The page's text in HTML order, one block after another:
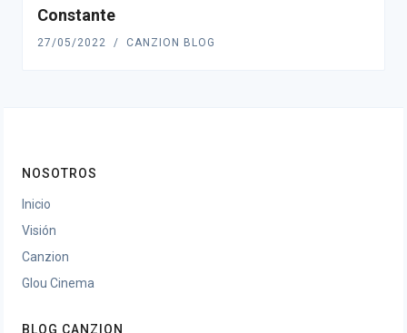
Constante
27/05/2022 CANZION BLOG
NOSOTROS
Inicio
Visión
Canzion
Glou Cinema
BLOG CANZION